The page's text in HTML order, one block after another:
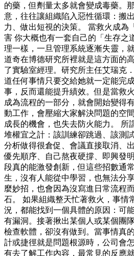
的藥，但劑量太多就會變成毒藥。
意，往往讓組織陷入惡性循環：搬
力、做出短視的決策。 當救火成為
害 你大概也有一套自己的「生存之
理一樣，一旦管理系統逐漸失靈，
道奇在博德研究所裡就是這方面的
了實驗室經理。研究所主任艾瑞克
道任何事情只要交給她就一定能完
事，反而還能提升績效。但是當救
成為流程的一部分，就會開始變得
動工作，會壓縮大家解決問題的空
成長的機會，也失去防火能力。 所
堆權宜之計：該訓練卻跳過、該測
分析做得很倉促、會議直接取消、
優先順序、自己熬夜硬撐、即興發
段真的能激發創新，但這些招數通
生，沒有人能從中學習，也無法分
麼妙招，也會因為沒寫進日常流程
石。 如果組織整天忙著救火，事情
況，都能找到一個具體的原因：可
有漏洞。接著揪出某個人或某個團
檢查軟體，卻沒有做到。當事情真
計或捷徑就是問題根源時，公司會
有去了解工作內容，最常見的反應